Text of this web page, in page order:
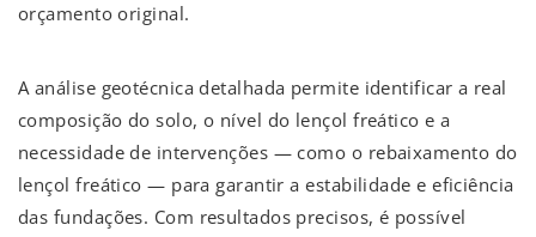
orçamento original.
A análise geotécnica detalhada permite identificar a real
composição do solo, o nível do lençol freático e a
necessidade de intervenções — como o rebaixamento do
lençol freático — para garantir a estabilidade e eficiência
das fundações. Com resultados precisos, é possível